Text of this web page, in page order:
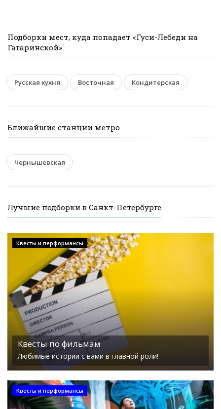
Подборки мест, куда попадает «Гуси-Лебеди на
Гагаринской»
Русская кухня Восточная Кондитерская
Ближайшие станции метро
Чернышевская
Лучшие подборки в Санкт-Петербурге
Квесты и перформансы
Квесты по фильмам
Любимые истории с вами в главной роли!
Квесты и перформансы